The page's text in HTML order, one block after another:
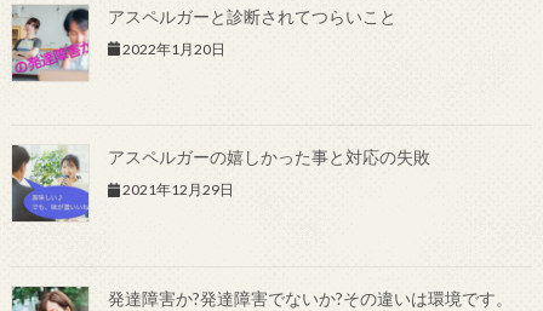
アスペルガーと診断されてつらいこと
2022年1月20日
アスペルガーの嬉しかった事と対応の失敗
2021年12月29日
発達障害か?発達障害でないか?その違いは環境です。